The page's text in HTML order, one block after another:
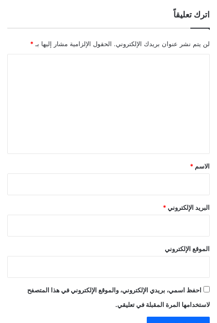
اترك تعليقاً
لن يتم نشر عنوان بريدك الإلكتروني. الحقول الإلزامية مشار إليها بـ *
*
الاسم *
البريد الإلكتروني *
الموقع الإلكتروني
احفظ اسمي، بريدي الإلكتروني، والموقع الإلكتروني في هذا المتصفح
لاستخدامها المرة المقبلة في تعليقي.